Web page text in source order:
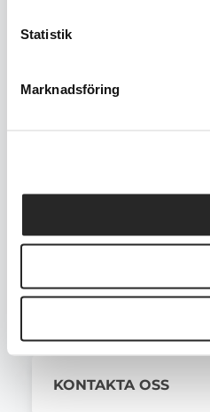
Statistik
Marknadsföring
KONTAKTA OSS